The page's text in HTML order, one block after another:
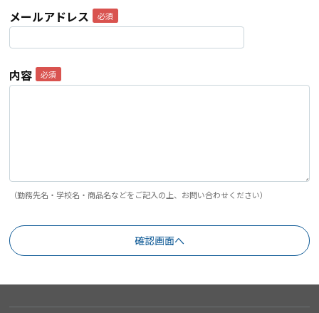
メールアドレス
内容
（勤務先名・学校名・商品名などをご記入の上、お問い合わせください）